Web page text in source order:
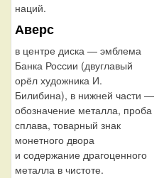
наций.
Аверс
в центре диска — эмблема
Банка России (двуглавый
орёл художника И.
Билибина), в нижней части —
обозначение металла, проба
сплава, товарный знак
монетного двора
и содержание драгоценного
металла в чистоте.